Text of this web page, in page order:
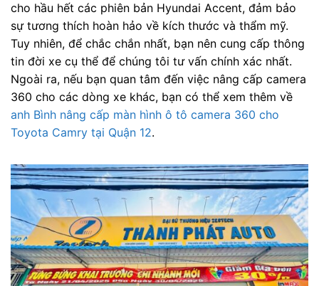
cho hầu hết các phiên bản Hyundai Accent, đảm bảo
sự tương thích hoàn hảo về kích thước và thẩm mỹ.
Tuy nhiên, để chắc chắn nhất, bạn nên cung cấp thông
tin đời xe cụ thể để chúng tôi tư vấn chính xác nhất.
Ngoài ra, nếu bạn quan tâm đến việc nâng cấp camera
360 cho các dòng xe khác, bạn có thể xem thêm về
anh Bình nâng cấp màn hình ô tô camera 360 cho
Toyota Camry tại Quận 12.